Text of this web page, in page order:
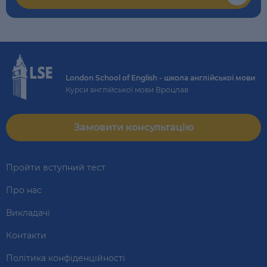
London School of English - школа англійської мови
Курси англійської мови Вроцлав
Замовити консультацію
Пройти вступний тест
Про нас
Викладачі
Контакти
Політика конфіденційності